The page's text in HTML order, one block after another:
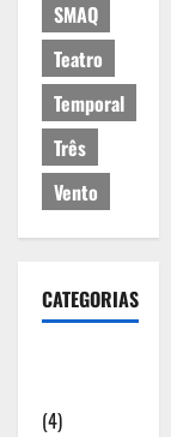
SMAQ
Teatro
Temporal
Três
Vento
CATEGORIAS
(4)